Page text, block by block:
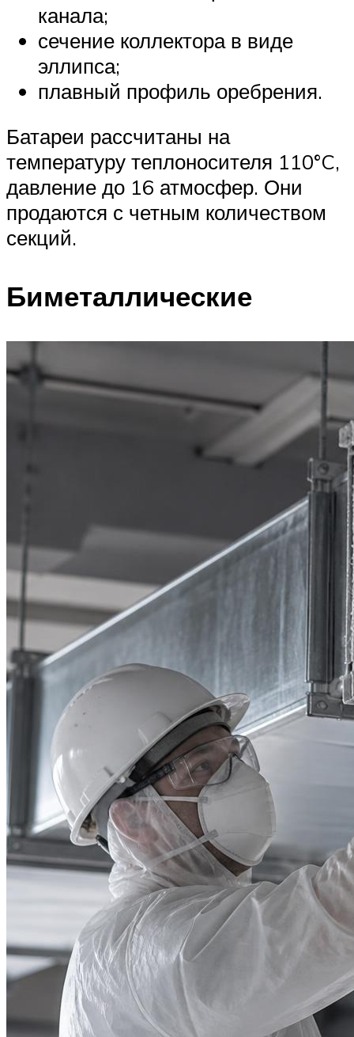
канала;
сечение коллектора в виде
эллипса;
плавный профиль оребрения.
Батареи рассчитаны на
температуру теплоносителя 110°C,
давление до 16 атмосфер. Они
продаются с четным количеством
секций.
Биметаллические